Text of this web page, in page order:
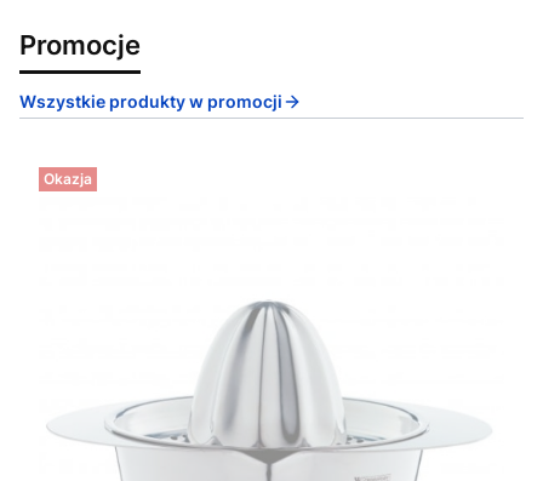
Promocje
Wszystkie produkty w promocji
Okazja